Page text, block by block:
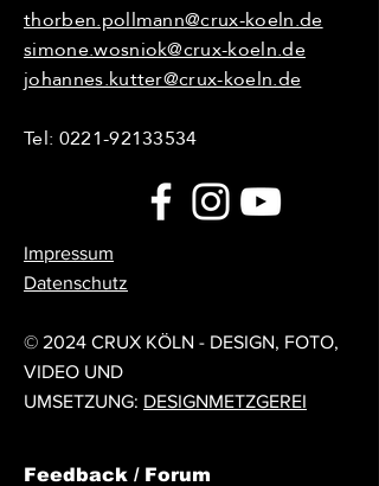
thorben.pollmann@crux-koeln.de
simone.wosniok@crux-koeln.de
johannes.kutter@crux-koeln.de
Tel:0221-92133534
Impressum
Datenschutz
© 2024 CRUX KÖLN - DESIGN, FOTO,
VIDEO UND
UMSETZUNG: DESIGNMETZGEREI
Feedback / Forum